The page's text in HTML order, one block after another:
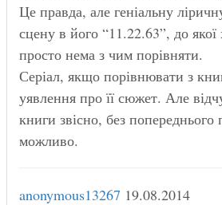
Це правда, але геніальну
сцену в його “11.22.63”, до якої
просто нема з чим порівняти.
Серіал, якщо порівнювати з
уявлення про її сюжет. Але
книги звісно, без
можливо.
anonymous13267 19.08.2014